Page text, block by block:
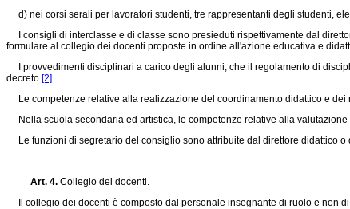
d) nei corsi serali per lavoratori studenti, tre rappresentanti degli studenti,
I consigli di interclasse e di classe sono presieduti rispettivamente dal
formulare al collegio dei docenti proposte in ordine all'azione educativa e
I provvedimenti disciplinari a carico degli alunni, che il regolamento di
decreto [2].
Le competenze relative alla realizzazione del coordinamento didattico e
Nella scuola secondaria ed artistica, le competenze relative alla
Le funzioni di segretario del consiglio sono attribuite dal direttore didattico
Art. 4. Collegio dei docenti.
Il collegio dei docenti è composto dal personale insegnante di ruolo e non